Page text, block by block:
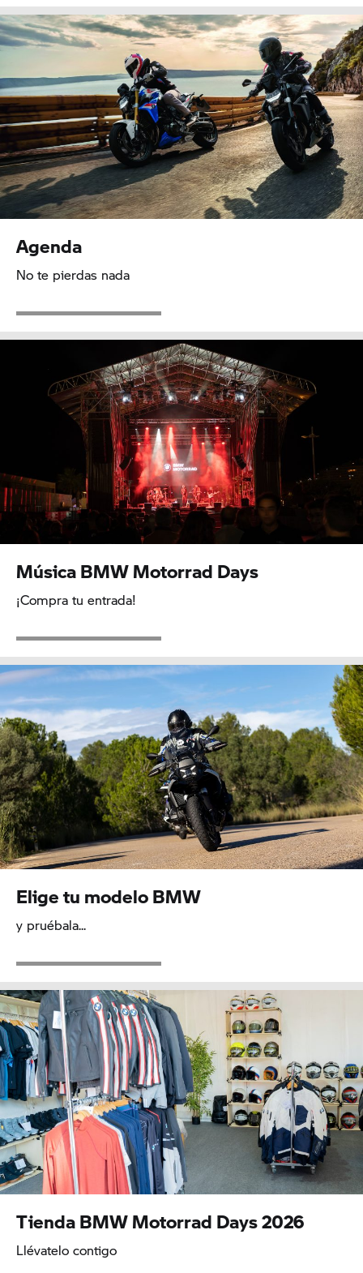
Agenda
No te pierdas nada
Música BMW Motorrad Days
¡Compra tu entrada!
Elige tu modelo BMW
y pruébala...
Tienda BMW Motorrad Days 2026
Llévatelo contigo